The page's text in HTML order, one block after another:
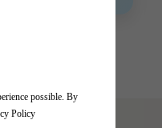
possible. By
Policy